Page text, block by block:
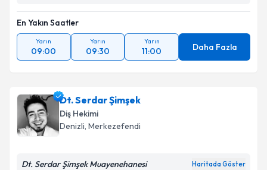
En Yakın Saatler
Yarın
09:00
Yarın
09:30
Yarın
11:00 Daha Fazla
Dt. Serdar Şimşek
Diş Hekimi
Denizli, Merkezefendi
Dt. Serdar Şimşek Muayenehanesi Haritada Göster